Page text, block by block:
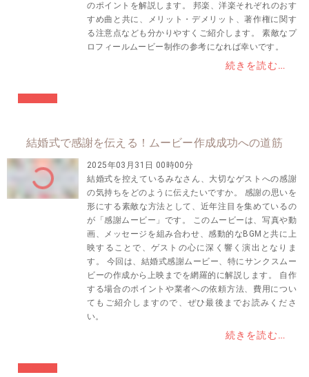
のポイントを解説します。 邦楽、洋楽それぞれのおす
すめ曲と共に、メリット・デメリット、著作権に関す
る注意点なども分かりやすくご紹介します。 素敵なプ
ロフィールムービー制作の参考になれば幸いです。
続きを読む…
結婚式で感謝を伝える！ムービー作成成功への道筋
2025年03月31日 00時00分
結婚式を控えているみなさん、大切なゲストへの感謝
の気持ちをどのように伝えたいですか。 感謝の思いを
形にする素敵な方法として、近年注目を集めているの
が「感謝ムービー」です。 このムービーは、写真や動
画、メッセージを組み合わせ、感動的なBGMと共に上
映することで、ゲストの心に深く響く演出となりま
す。 今回は、結婚式感謝ムービー、特にサンクスムー
ビーの作成から上映までを網羅的に解説します。 自作
する場合のポイントや業者への依頼方法、費用につい
てもご紹介しますので、ぜひ最後までお読みくださ
い。
続きを読む…